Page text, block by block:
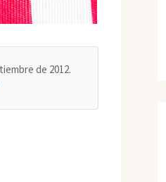
de 2012.